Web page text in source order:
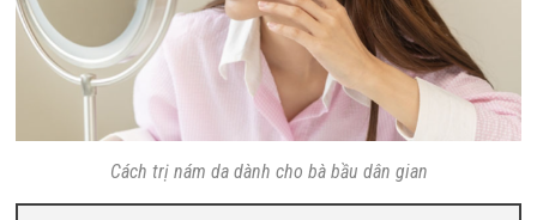
Cách trị nám da dành cho bà bầu dân gian